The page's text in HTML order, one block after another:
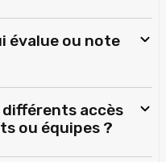
évalue ou note
accès
ou équipes ?